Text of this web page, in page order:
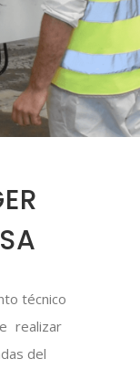
técnico
realizar
del